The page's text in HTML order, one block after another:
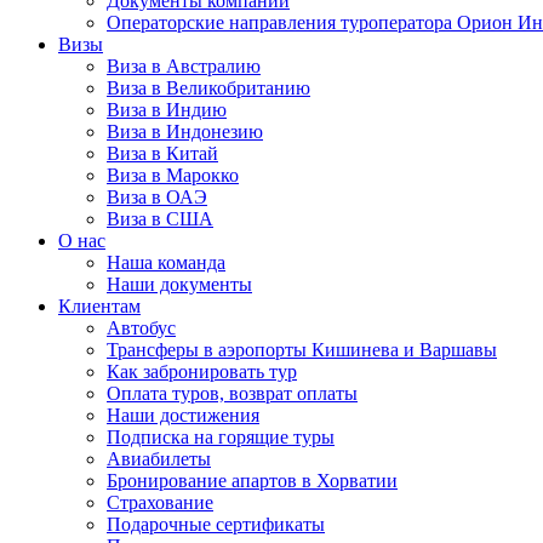
Операторские направления туроператора Орион
Визы
Виза в Австралию
Виза в Великобританию
Виза в Индию
Виза в Индонезию
Виза в Китай
Виза в Марокко
Виза в ОАЭ
Виза в США
О нас
Наша команда
Наши документы
Клиентам
Автобус
Трансферы в аэропорты Кишинева и Варшавы
Как забронировать тур
Оплата туров, возврат оплаты
Наши достижения
Подписка на горящие туры
Авиабилеты
Бронирование апартов в Хорватии
Страхование
Подарочные сертификаты